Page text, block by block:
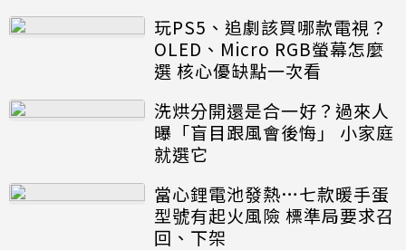
玩PS5、追劇該買哪款電視？
OLED、Micro RGB螢幕怎麼
選 核心優缺點一次看
洗烘分開還是合一好？過來人
曝「盲目跟風會後悔」 小家庭
就選它
當心鋰電池發熱…七款暖手蛋
型號有起火風險 標準局要求召
回、下架